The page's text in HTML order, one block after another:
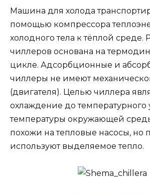
Машина для холода
помощью компрессора
холодного тела к тёплой среде.
чиллеров основана на
цикле. Адсорбционные и
чиллеры не имеют
(двигателя). Целью чиллера
охлаждение до
температуры окружающей
похожи на тепловые насосы, но
используют выделяемое тепло.